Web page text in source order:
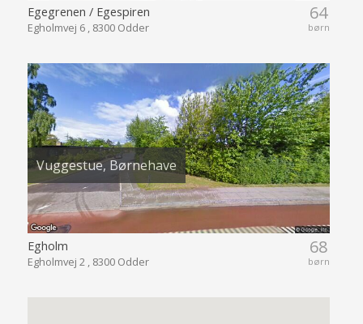
64
børn
Egegrenen / Egespiren
Egholmvej 6 , 8300 Odder
Vuggestue, Børnehave
68
børn
Egholm
Egholmvej 2 , 8300 Odder